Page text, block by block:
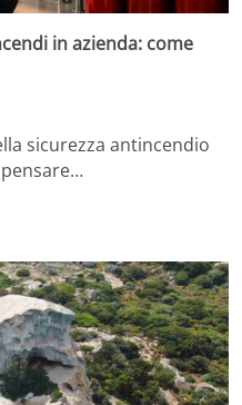
in azienda: come
sicurezza antincendio